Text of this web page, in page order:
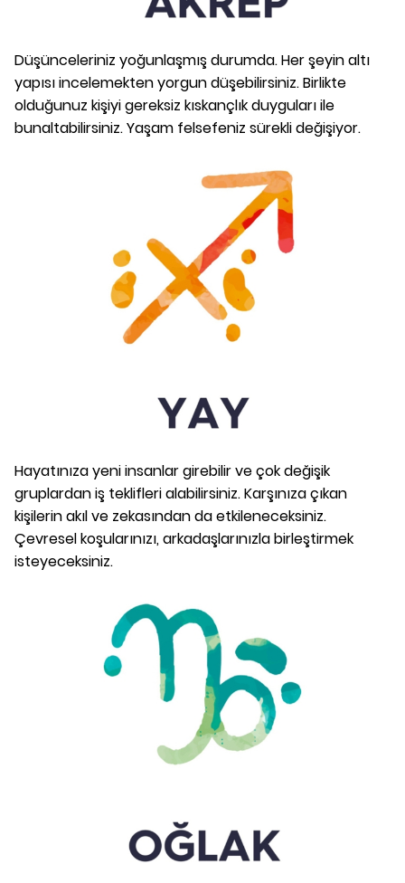
Düşünceleriniz yoğunlaşmış durumda. Her şeyin altı
yapısı incelemekten yorgun düşebilirsiniz. Birlikte
olduğunuz kişiyi gereksiz kıskançlık duyguları ile
bunaltabilirsiniz. Yaşam felsefeniz sürekli değişiyor.
Hayatınıza yeni insanlar girebilir ve çok değişik
gruplardan iş teklifleri alabilirsiniz. Karşınıza çıkan
kişilerin akıl ve zekasından da etkileneceksiniz.
Çevresel koşularınızı, arkadaşlarınızla birleştirmek
isteyeceksiniz.